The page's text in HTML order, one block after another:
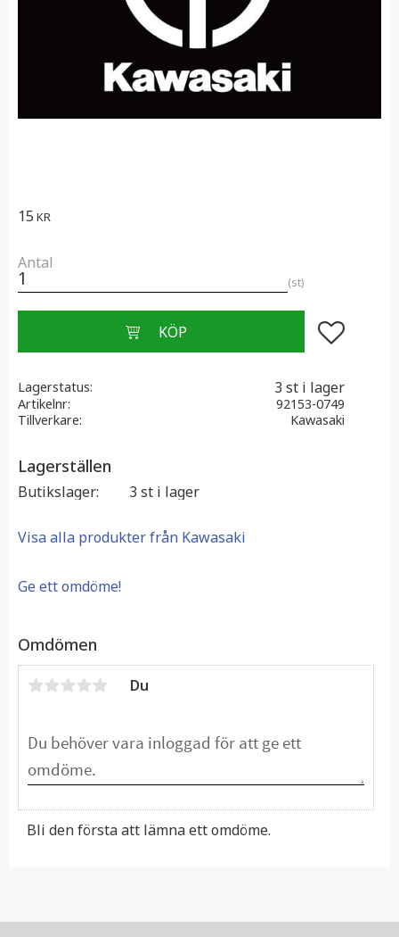
15 KR
Antal
st
Lägg till i
Lagerstatus 3 st i lager
Artikelnr
92153-0749
Tillverkare
Kawasaki
Lagerställen
Butikslager 3 st i lager
Visa alla produkter från Kawasaki
Ge ett omdöme!
Omdömen
Du
Bli den första att lämna ett omdöme.